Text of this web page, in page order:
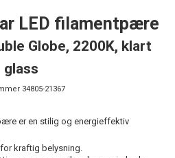
LED filamentpære
Globe, 2200K, klart
glass
34805-21367
er en stilig og energieffektiv
kraftig belysning.